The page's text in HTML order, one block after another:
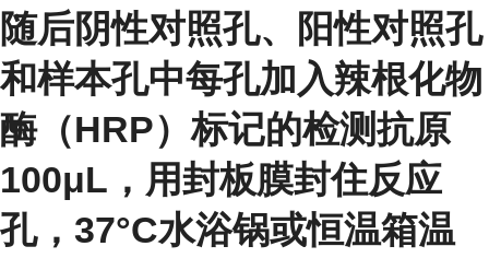
随后阴性对照孔、阳性对照孔
和样本孔中每孔加入辣根化物
酶（HRP）标记的检测抗原
100μL，用封板膜封住反应
孔，37°C水浴锅或恒温箱温